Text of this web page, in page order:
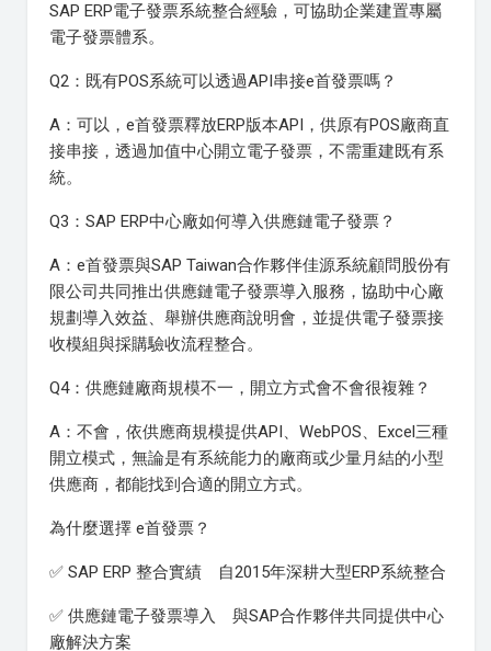
SAP ERP電子發票系統整合經驗，可協助企業建置專屬
電子發票體系。
Q2：既有POS系統可以透過API串接e首發票嗎？
A：可以，e首發票釋放ERP版本API，供原有POS廠商直
接串接，透過加值中心開立電子發票，不需重建既有系
統。
Q3：SAP ERP中心廠如何導入供應鏈電子發票？
A：e首發票與SAP Taiwan合作夥伴佳源系統顧問股份有
限公司共同推出供應鏈電子發票導入服務，協助中心廠
規劃導入效益、舉辦供應商說明會，並提供電子發票接
收模組與採購驗收流程整合。
Q4：供應鏈廠商規模不一，開立方式會不會很複雜？
A：不會，依供應商規模提供API、WebPOS、Excel三種
開立模式，無論是有系統能力的廠商或少量月結的小型
供應商，都能找到合適的開立方式。
為什麼選擇 e首發票？
✅ SAP ERP 整合實績 自2015年深耕大型ERP系統整合
✅ 供應鏈電子發票導入 與SAP合作夥伴共同提供中心
廠解決方案